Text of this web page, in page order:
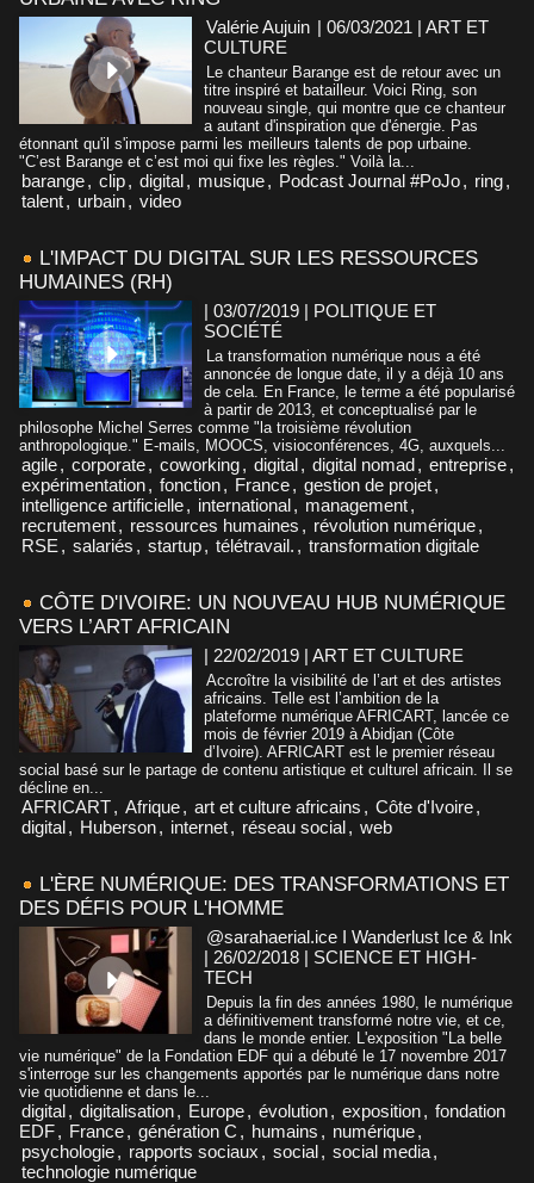
Valérie Aujuin | 06/03/2021 | ART ET
CULTURE
Le chanteur Barange est de retour avec un
titre inspiré et batailleur. Voici Ring, son
nouveau single, qui montre que ce chanteur
a autant d'inspiration que d'énergie. Pas
étonnant qu'il s'impose parmi les meilleurs talents de pop urbaine.
"C’est Barange et c’est moi qui fixe les règles." Voilà la...
barange, clip, digital, musique, Podcast Journal #PoJo, ring,
talent, urbain, video
L'IMPACT DU DIGITAL SUR LES RESSOURCES
HUMAINES (RH)
| 03/07/2019 | POLITIQUE ET
SOCIÉTÉ
La transformation numérique nous a été
annoncée de longue date, il y a déjà 10 ans
de cela. En France, le terme a été popularisé
à partir de 2013, et conceptualisé par le
philosophe Michel Serres comme "la troisième révolution
anthropologique." E-mails, MOOCS, visioconférences, 4G, auxquels...
agile, corporate, coworking, digital, digital nomad, entreprise,
expérimentation, fonction, France, gestion de projet,
intelligence artificielle, international, management,
recrutement, ressources humaines , révolution numérique,
RSE , salariés , startup, télétravail. , transformation digitale
CÔTE D'IVOIRE: UN NOUVEAU HUB NUMÉRIQUE
VERS L’ART AFRICAIN
| 22/02/2019 | ART ET CULTURE
Accroître la visibilité de l’art et des artistes
africains. Telle est l’ambition de la
plateforme numérique AFRICART, lancée ce
mois de février 2019 à Abidjan (Côte
d’Ivoire). AFRICART est le premier réseau
social basé sur le partage de contenu artistique et culturel africain. Il se
décline en...
AFRICART, Afrique, art et culture africains , Côte d'Ivoire,
digital, Huberson, internet, réseau social, web
L'ÈRE NUMÉRIQUE: DES TRANSFORMATIONS ET
DES DÉFIS POUR L'HOMME
@sarahaerial.ice I Wanderlust Ice & Ink
| 26/02/2018 | SCIENCE ET HIGH-
TECH
Depuis la fin des années 1980, le numérique
a définitivement transformé notre vie, et ce,
dans le monde entier. L'exposition "La belle
vie numérique" de la Fondation EDF qui a débuté le 17 novembre 2017
s'interroge sur les changements apportés par le numérique dans notre
vie quotidienne et dans le...
digital, digitalisation, Europe, évolution, exposition, fondation
EDF, France, génération C , humains , numérique,
psychologie, rapports sociaux , social, social media,
technologie numérique